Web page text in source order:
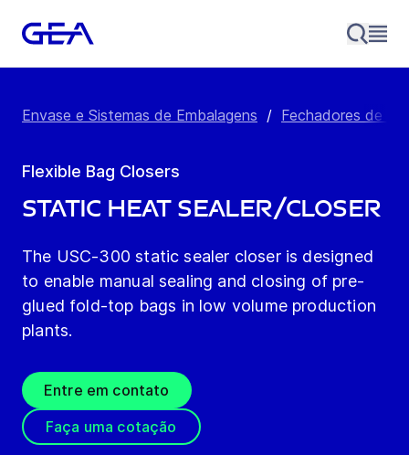
Envase e Sistemas de Embalagens / Fechadores de
Flexible Bag Closers
Static Heat Sealer/Closer
The USC-300 static sealer closer is designed
to enable manual sealing and closing of pre-
glued fold-top bags in low volume production
plants.
Entre em contato
Faça uma cotação